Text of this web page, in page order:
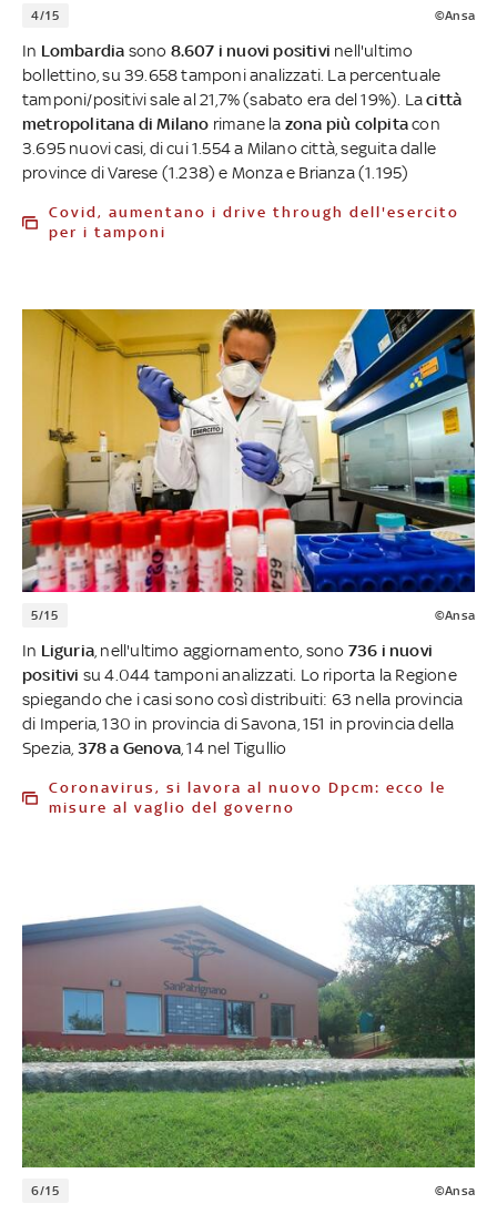
4/15 ©Ansa
In Lombardia sono 8.607 i nuovi positivi nell'ultimo
bollettino, su 39.658 tamponi analizzati. La percentuale
tamponi/positivi sale al 21,7% (sabato era del 19%). Lacittà
metropolitana di Milano rimane la zona più colpitacon
3.695 nuovi casi, di cui 1.554 a Milano città, seguita dalle
province di Varese (1.238) e Monza e Brianza (1.195)
Covid, aumentano i drive through dell'esercito
per i tamponi
5/15 ©Ansa
In Liguria , nell'ultimo aggiornamento, sono 736 i nuovi
positivi su 4.044 tamponi analizzati. Lo riporta la Regione
spiegando che i casi sono così distribuiti: 63 nella provincia
di Imperia, 130 in provincia di Savona, 151 in provincia della
Spezia, 378 a Genova , 14 nel Tigullio
Coronavirus, si lavora al nuovo Dpcm: ecco le
misure al vaglio del governo
6/15 ©Ansa